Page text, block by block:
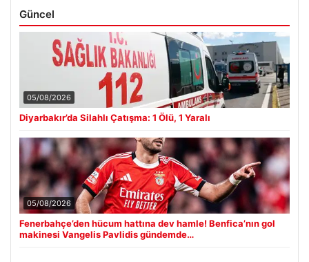
Güncel
05/08/2026
Diyarbakır’da Silahlı Çatışma: 1 Ölü, 1 Yaralı
05/08/2026
Fenerbahçe’den hücum hattına dev hamle! Benfica’nın gol
makinesi Vangelis Pavlidis gündemde…